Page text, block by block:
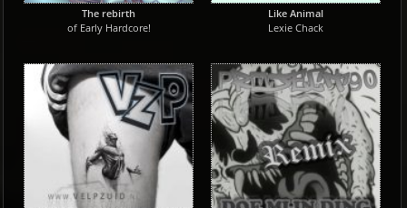
The rebirth
of Early Hardcore!
Like Animal
Lexie Chack